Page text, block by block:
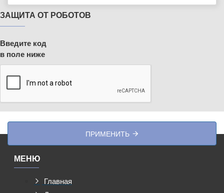
ЗАЩИТА ОТ РОБОТОВ
Введите код
в поле ниже
ПРИМЕНИТЬ
МЕНЮ
Главная